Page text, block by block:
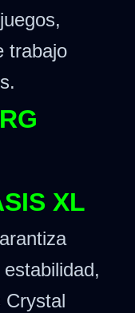
trabajo
XL
Crystal